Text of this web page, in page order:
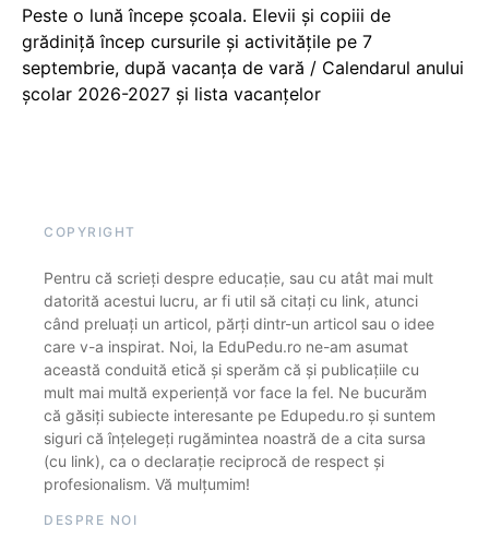
Peste o lună începe școala. Elevii și copiii de
grădiniță încep cursurile și activitățile pe 7
septembrie, după vacanța de vară / Calendarul anului
școlar 2026-2027 și lista vacanțelor
COPYRIGHT
Pentru că scrieți despre educație, sau cu atât mai mult
datorită acestui lucru, ar fi util să citați cu link, atunci
când preluați un articol, părți dintr-un articol sau o idee
care v-a inspirat. Noi, la EduPedu.ro ne-am asumat
această conduită etică și sperăm că și publicațiile cu
mult mai multă experiență vor face la fel. Ne bucurăm
că găsiți subiecte interesante pe Edupedu.ro și suntem
siguri că înțelegeți rugămintea noastră de a cita sursa
(cu link), ca o declarație reciprocă de respect și
profesionalism. Vă mulțumim!
DESPRE NOI